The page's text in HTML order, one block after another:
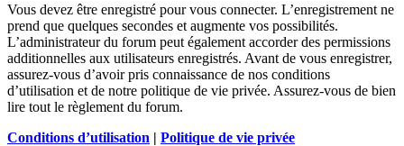
Vous devez être enregistré pour vous connecter. L’enregistrement ne
prend que quelques secondes et augmente vos possibilités.
L’administrateur du forum peut également accorder des permissions
additionnelles aux utilisateurs enregistrés. Avant de vous enregistrer,
assurez-vous d’avoir pris connaissance de nos conditions
d’utilisation et de notre politique de vie privée. Assurez-vous de bien
lire tout le règlement du forum.
Conditions d’utilisation | Politique de vie privée